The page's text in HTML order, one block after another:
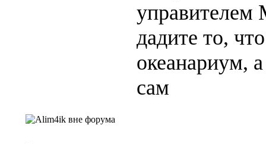
управителем
дадите то,
океанариум,
сам